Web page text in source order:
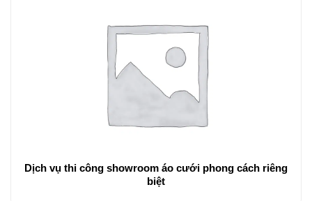
Dịch vụ thi công showroom áo cưới phong cách riêng
biệt